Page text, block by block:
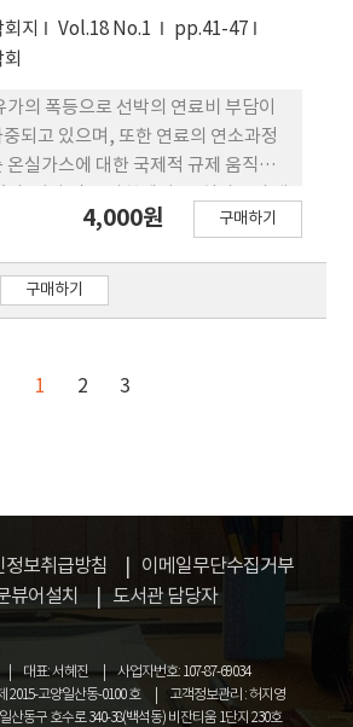
할 수 있으며, 겨울철 동결융해 반복작
리트의 표면박리작용의 주요 원 인이
서는 강도가 상이한 콘크리트(24 및
하여 ASTM C 672에 준하여 스케일
하였으며, 동결융해 작용 50싸이클 후
원인을 분석하기 위한 SEM 및 EDS
였다. 실험결과에 의하면, 콘크리트의
성은 강도등급에 따라 상이하였으며,
인 중 하나라고 판단된다.
지 Vol.18 No.1
pp.41-47
가의 폭등으로 선박의 연료비 부담이
되고 있으며, 또한 연료의 연소과정
온실가스에 대한 국제적 규제 움직임
면서 연료소모량을 줄이기 위해 많은
진의 연료 효율성 개선 문제와 대체
에 주력하고 있다. 따라서, 본 연구에
까지의 AB-LOG를 분석하여, 특정 외
4,000원 구매하기
구매하기
1 2 3
정보취급방침
이메일무단수집거부
뷰어설치
도서관 담당자
대표: 서혜진
사업자번호: 107-87-69034
2015-고양일산동-0100 호
고객정보관리 : 허지영
산동구 호수로 340-38(백석동) 비잔티움 1단지 230호